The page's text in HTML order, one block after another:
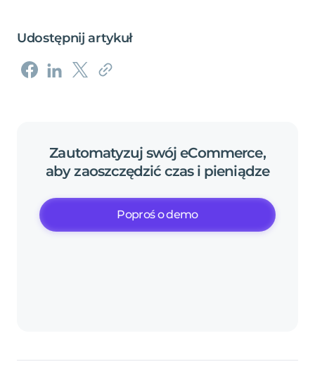
Udostępnij artykuł
Zautomatyzuj swój eCommerce,
aby zaoszczędzić czas i pieniądze
Poproś o demo